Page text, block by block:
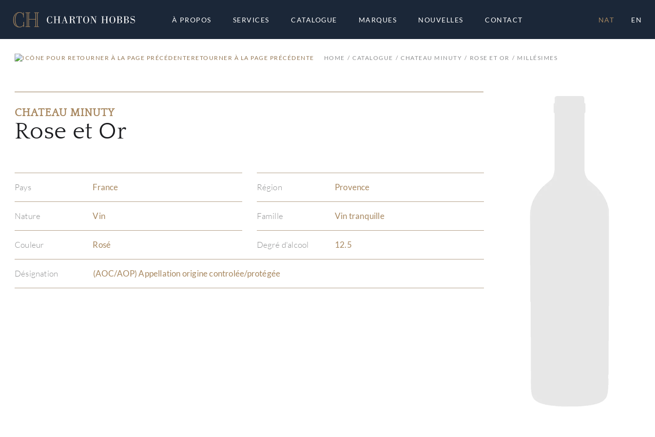
À PROPOS SERVICES CATALOGUE MARQUES NOUVELLES CONTACT NAT EN
RETOURNER À LA PAGE PRÉCÉDENTE HOME CATALOGUE CHATEAU MINUTY ROSE ET OR MILLÉSIMES
CHATEAU MINUTY
Rose et Or
Pays France Région Provence
Nature Vin Famille Vin tranquille
Couleur Rosé Degré d'alcool 12.5
Désignation (AOC/AOP) Appellation origine controlée/protégée